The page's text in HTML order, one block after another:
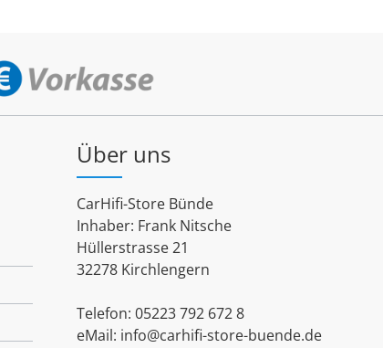
Über uns
CarHifi-Store Bünde
Inhaber: Frank Nitsche
Hüllerstrasse 21
32278 Kirchlengern
Telefon: 05223 792 672 8
eMail: info@carhifi-store-buende.de